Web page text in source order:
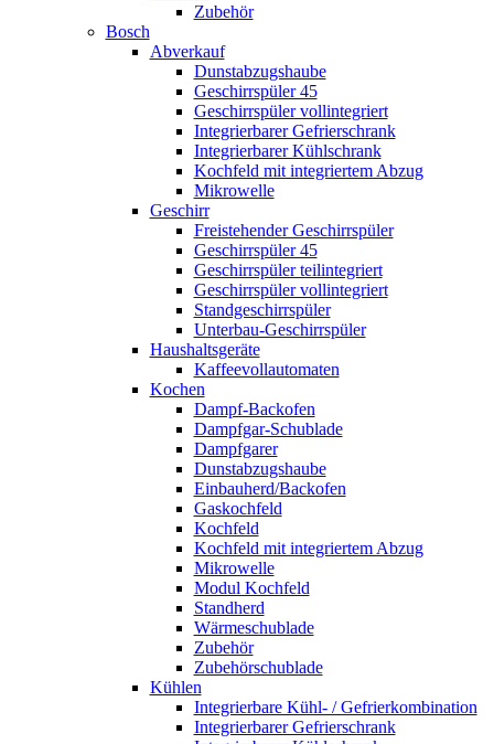
Zubehör
Bosch
Abverkauf
Dunstabzugshaube
Geschirrspüler 45
Geschirrspüler vollintegriert
Integrierbarer Gefrierschrank
Integrierbarer Kühlschrank
Kochfeld mit integriertem Abzug
Mikrowelle
Geschirr
Freistehender Geschirrspüler
Geschirrspüler 45
Geschirrspüler teilintegriert
Geschirrspüler vollintegriert
Standgeschirrspüler
Unterbau-Geschirrspüler
Haushaltsgeräte
Kaffeevollautomaten
Kochen
Dampf-Backofen
Dampfgar-Schublade
Dampfgarer
Dunstabzugshaube
Einbauherd/Backofen
Gaskochfeld
Kochfeld
Kochfeld mit integriertem Abzug
Mikrowelle
Modul Kochfeld
Standherd
Wärmeschublade
Zubehör
Zubehörschublade
Kühlen
Integrierbare Kühl- / Gefrierkombination
Integrierbarer Gefrierschrank